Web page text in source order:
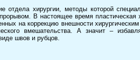
отдела хирургии, методы которой
В настоящее время пластическая
на коррекцию внешности
вмешательства. А значит –
швов и рубцов.